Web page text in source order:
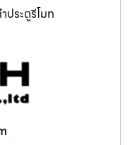
ประตูรีโมท